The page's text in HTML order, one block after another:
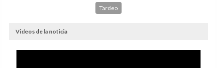
Tardeo
Videos de la noticia